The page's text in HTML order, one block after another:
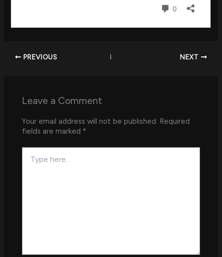
PREVIOUS NEXT
Leave a Comment
Your email address will not be published. Required
fields are marked *
here..